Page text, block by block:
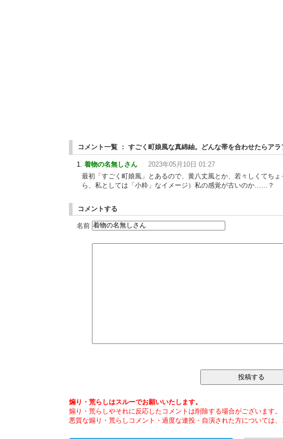
コメント一覧 ： すごく町娘風な真綿紬。どんな帯を合わせたらア
着物の名無しさん 2023年05月10日 01:27
最初「すごく町娘風」とあるので、黄八丈風とか、若々しくてち
ら、私としては「小粋」なイメージ）私の感覚が古いのか……？
コメントする
名前
煽り・荒らしはスルーでお願いいたします。
煽り・荒らしやそれに反応したコメントは削除する場合がございます。
悪質な煽り・荒らしコメント・過度な連投・自演された方については、